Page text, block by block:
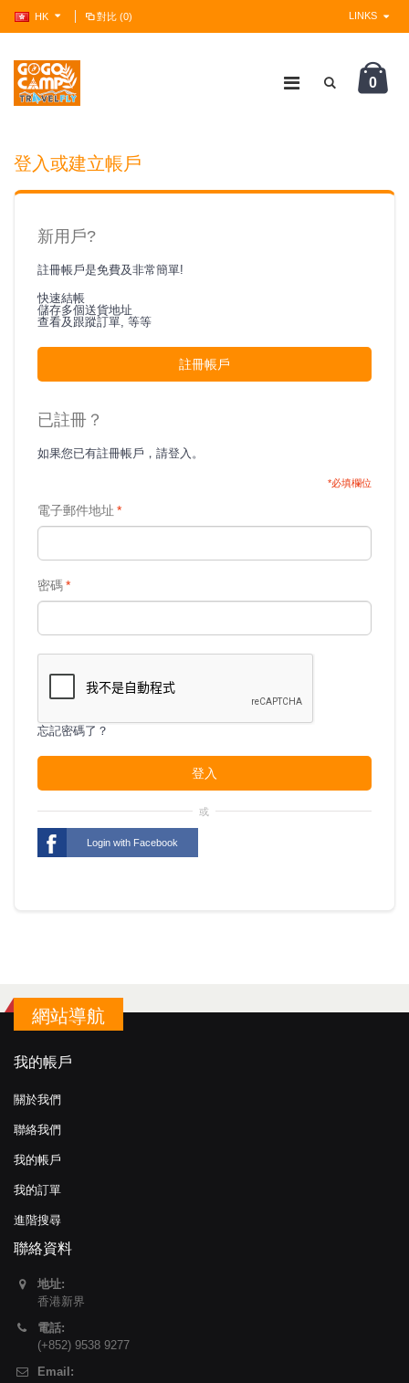
HK 對比 (0) LINKS
0
登入或建立帳戶
新用戶?
註冊帳戶是免費及非常簡單!
快速結帳
儲存多個送貨地址
查看及跟蹤訂單, 等等
註冊帳戶
已註冊？
如果您已有註冊帳戶，請登入。
*必填欄位
*
電子郵件地址
*
密碼
忘記密碼了？
登入
或
Login with Facebook
網站導航
我的帳戶
關於我們
聯絡我們
我的帳戶
我的訂單
進階搜尋
聯絡資料
地址:
香港新界
電話:
(+852) 9538 9277
Email: